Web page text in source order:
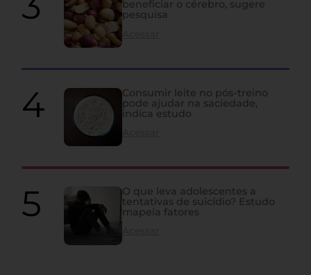
beneficiar o cérebro, sugere
pesquisa
Consumir leite no pós-treino
pode ajudar na saciedade,
indica estudo
O que leva adolescentes a
tentativas de suicídio? Estudo
mapeia fatores